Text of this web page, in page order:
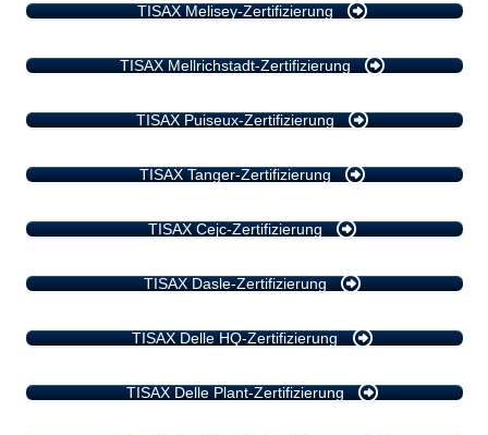
TISAX Melisey-Zertifizierung
TISAX Mellrichstadt-Zertifizierung
TISAX Puiseux-Zertifizierung
TISAX Tanger-Zertifizierung
TISAX Cejc-Zertifizierung
TISAX Dasle-Zertifizierung
TISAX Delle HQ-Zertifizierung
TISAX Delle Plant-Zertifizierung